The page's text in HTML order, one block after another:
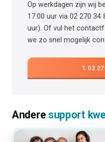
Op werkdagen zijn wij
17.00 uur via 02 270 34
uur). Of vul het
we zo snel mogelijk
T. 02
Andere support